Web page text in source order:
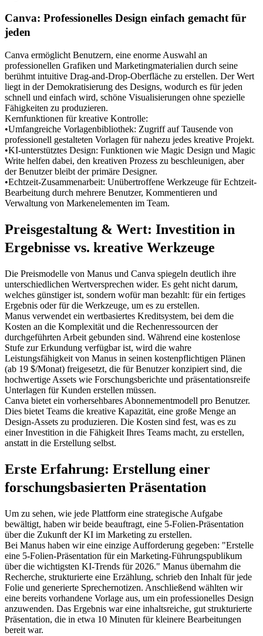
Canva: Professionelles Design einfach gemacht für
jeden
Canva ermöglicht Benutzern, eine enorme Auswahl an
professionellen Grafiken und Marketingmaterialien durch seine
berühmt intuitive Drag-and-Drop-Oberfläche zu erstellen. Der Wert
liegt in der Demokratisierung des Designs, wodurch es für jeden
schnell und einfach wird, schöne Visualisierungen ohne spezielle
Fähigkeiten zu produzieren.
Kernfunktionen für kreative Kontrolle:
•Umfangreiche Vorlagenbibliothek: Zugriff auf Tausende von
professionell gestalteten Vorlagen für nahezu jedes kreative Projekt.
•KI-unterstütztes Design: Funktionen wie Magic Design und Magic
Write helfen dabei, den kreativen Prozess zu beschleunigen, aber
der Benutzer bleibt der primäre Designer.
•Echtzeit-Zusammenarbeit: Unübertroffene Werkzeuge für Echtzeit-
Bearbeitung durch mehrere Benutzer, Kommentieren und
Verwaltung von Markenelementen im Team.
Preisgestaltung & Wert: Investition in
Ergebnisse vs. kreative Werkzeuge
Die Preismodelle von Manus und Canva spiegeln deutlich ihre
unterschiedlichen Wertversprechen wider. Es geht nicht darum,
welches günstiger ist, sondern wofür man bezahlt: für ein fertiges
Ergebnis oder für die Werkzeuge, um es zu erstellen.
Manus verwendet ein wertbasiertes Kreditsystem, bei dem die
Kosten an die Komplexität und die Rechenressourcen der
durchgeführten Arbeit gebunden sind. Während eine kostenlose
Stufe zur Erkundung verfügbar ist, wird die wahre
Leistungsfähigkeit von Manus in seinen kostenpflichtigen Plänen
(ab 19 $/Monat) freigesetzt, die für Benutzer konzipiert sind, die
hochwertige Assets wie Forschungsberichte und präsentationsreife
Unterlagen für Kunden erstellen müssen.
Canva bietet ein vorhersehbares Abonnementmodell pro Benutzer.
Dies bietet Teams die kreative Kapazität, eine große Menge an
Design-Assets zu produzieren. Die Kosten sind fest, was es zu
einer Investition in die Fähigkeit Ihres Teams macht, zu erstellen,
anstatt in die Erstellung selbst.
Erste Erfahrung: Erstellung einer
forschungsbasierten Präsentation
Um zu sehen, wie jede Plattform eine strategische Aufgabe
bewältigt, haben wir beide beauftragt, eine 5-Folien-Präsentation
über die Zukunft der KI im Marketing zu erstellen.
Bei Manus haben wir eine einzige Aufforderung gegeben: "Erstelle
eine 5-Folien-Präsentation für ein Marketing-Führungspublikum
über die wichtigsten KI-Trends für 2026." Manus übernahm die
Recherche, strukturierte eine Erzählung, schrieb den Inhalt für jede
Folie und generierte Sprechernotizen. Anschließend wählten wir
eine bereits vorhandene Vorlage aus, um ein professionelles Design
anzuwenden. Das Ergebnis war eine inhaltsreiche, gut strukturierte
Präsentation, die in etwa 10 Minuten für kleinere Bearbeitungen
bereit war.